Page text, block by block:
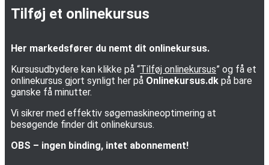
Tilføj et onlinekursus
Her markedsfører du nemt dit onlinekursus.
Kursusudbydere kan klikke på “Tilføj onlinekursus” og få et
onlinekursus gjort synligt her på Onlinekursus.dk på bare
ganske få minutter.
Vi sikrer med effektiv søgemaskineoptimering at
besøgende finder dit onlinekursus.
OBS – ingen binding, intet abonnement!